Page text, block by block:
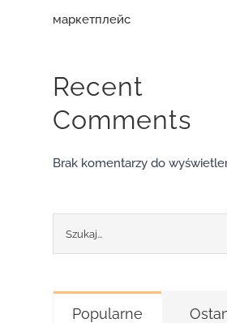
маркетплейс
Recent
Comments
Brak komentarzy do
Szukaj
Popularne